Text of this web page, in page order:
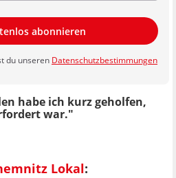
abonnieren
du unseren Datenschutzbestimmungen
habe ich kurz geholfen,
war."
Lokal: